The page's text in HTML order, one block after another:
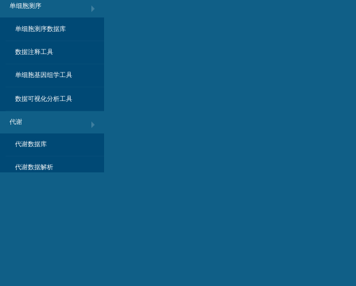
单细胞测序
单细胞测序数据库
数据注释工具
单细胞基因组学工具
数据可视化分析工具
代谢
代谢数据库
代谢数据解析